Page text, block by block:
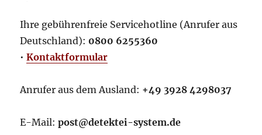
Ihre gebührenfreie Servicehotline (Anrufer aus
Deutschland): 0800 6255360
•Kontaktformular
Anrufer aus dem Ausland: +49 3928 4298037
E-Mail:post@detektei-system.de